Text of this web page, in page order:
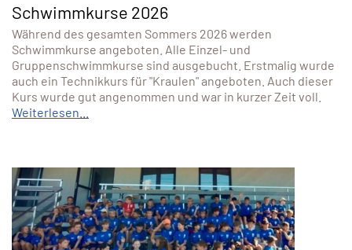
Schwimmkurse 2026
Während des gesamten Sommers 2026 werden
Schwimmkurse angeboten. Alle Einzel- und
Gruppenschwimmkurse sind ausgebucht. Erstmalig wurde
auch ein Technikkurs für "Kraulen" angeboten. Auch dieser
Kurs wurde gut angenommen und war in kurzer Zeit voll.
Weiterlesen...